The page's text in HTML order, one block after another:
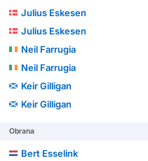
Julius Eskesen
Julius Eskesen
Neil Farrugia
Neil Farrugia
Keir Gilligan
Keir Gilligan
Obrana
Bert Esselink